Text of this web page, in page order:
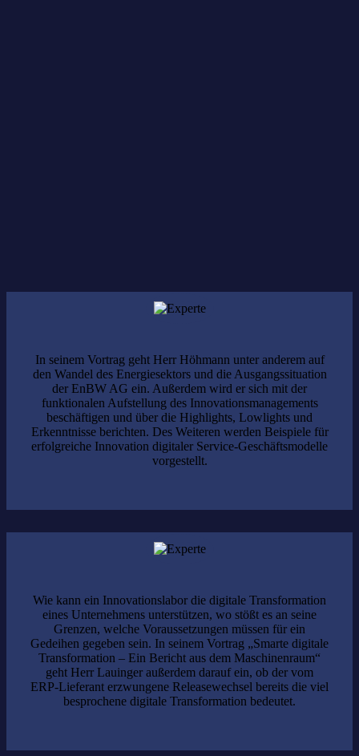
In seinem Vortrag geht Herr Höhmann unter anderem auf
den Wandel des Energiesektors und die Ausgangssituation
der EnBW AG ein. Außerdem wird er sich mit der
funktionalen Aufstellung des Innovationsmanagements
beschäftigen und über die Highlights, Lowlights und
Erkenntnisse berichten. Des Weiteren werden Beispiele für
erfolgreiche Innovation digitaler Service-Geschäftsmodelle
vorgestellt.
Wie kann ein Innovationslabor die digitale Transformation
eines Unternehmens unterstützen, wo stößt es an seine
Grenzen, welche Voraussetzungen müssen für ein
Gedeihen gegeben sein. In seinem Vortrag „Smarte digitale
Transformation – Ein Bericht aus dem Maschinenraum“
geht Herr Lauinger außerdem darauf ein, ob der vom
ERP-Lieferant erzwungene Releasewechsel bereits die viel
besprochene digitale Transformation bedeutet.